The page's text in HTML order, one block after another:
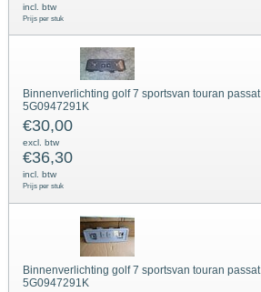
incl. btw
Prijs per stuk
Binnenverlichting golf 7 sportsvan touran passat
5G0947291K
€30,00
excl. btw
€36,30
incl. btw
Prijs per stuk
Binnenverlichting golf 7 sportsvan touran passat
5G0947291K